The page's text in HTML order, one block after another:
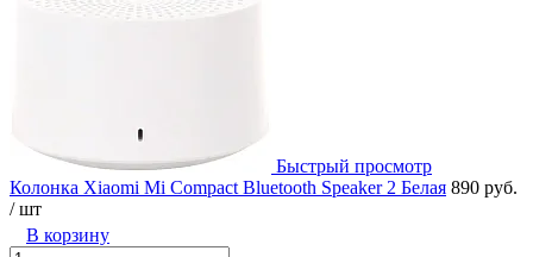
Быстрый просмотр
Колонка Xiaomi Mi Compact Bluetooth Speaker 2 Белая 890 руб.
/ шт
В корзину